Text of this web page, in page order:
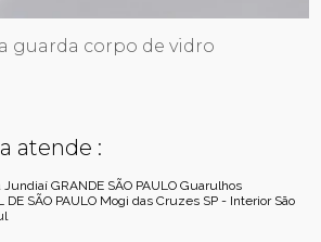
guarda corpo de vidro
atende :
Jundiaí GRANDE SÃO PAULO Guarulhos
DE SÃO PAULO Mogi das Cruzes SP - Interior São